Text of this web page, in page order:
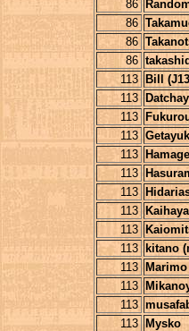
86
86
86
86
113
Bill
113
113
113
113
113
113
113
113
113
kitano
113
113
113
113
Mysko